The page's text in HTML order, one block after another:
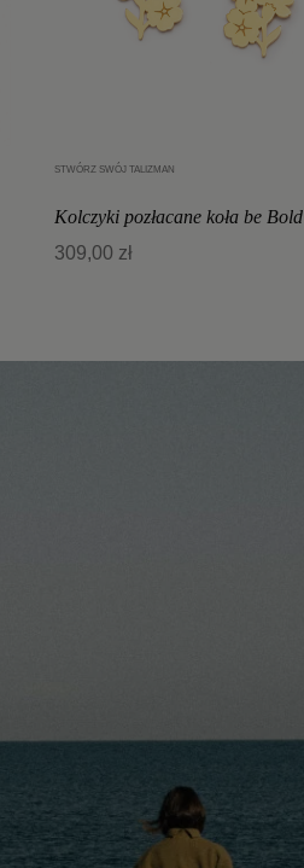
Dodaj do koszyka
STWÓRZ SWÓJ TALIZMAN
Kolczyki pozłacane koła be Bold
309,00 zł